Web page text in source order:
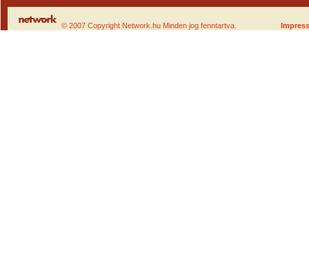
© 2007 Copyright Network.hu Minden jog fenntartva.